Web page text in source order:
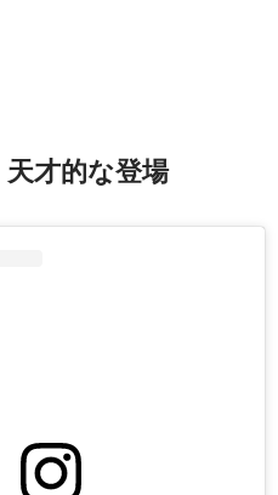
才的な登場